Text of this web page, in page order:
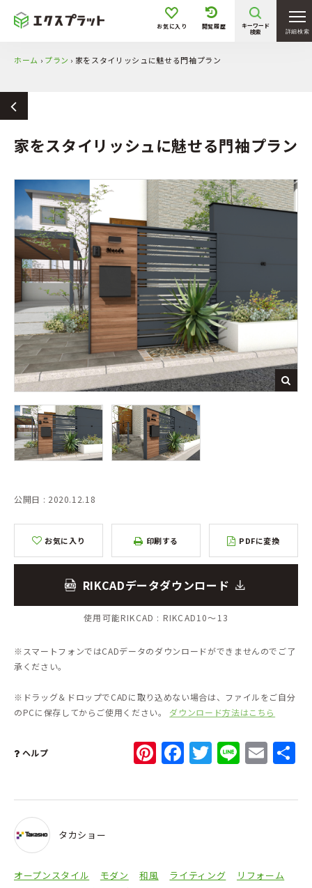
詳細検索
お気に入り 閲覧履歴
キーワード
検索
ホーム › プラン › 家をスタイリッシュに魅せる門袖プラン
家をスタイリッシュに魅せる門袖プラン
公開日 : 2020.12.18
お気に入り 印刷する PDFに変換
RIKCADデータダウンロード
使用可能RIKCAD : RIKCAD10～13
※スマートフォンではCADデータのダウンロードができませんのでご了
承ください。
※ドラッグ＆ドロップでCADに取り込めない場合は、ファイルをご自分
のPCに保存してからご使用ください。 ダウンロード方法はこちら
ヘルプ Pinterest
Facebook
Twitter
Line
タカショー
オープンスタイル モダン 和風 ライティング
リフォーム